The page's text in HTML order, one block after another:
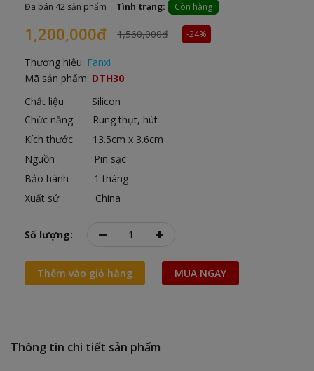
Đã bán 42 sản phẩm
Tình trạng: Còn hàng
1,200,000đ 1,560,000đ -24%
Thương hiệu: Fanxi
Mã sản phẩm: DTH30
Chất liệu Silicon
Chức năng Rung thụt, hút
Kích thước 13.5cm x 3.6cm
Nguồn Pin sạc
Bảo hành 1 tháng
Xuất sứ China
Số lượng:
Thêm vào giỏ hàng MUA NGAY
Thông tin chi tiết sản phẩm